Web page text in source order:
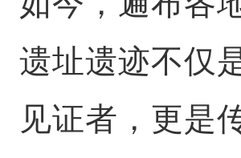
遗址遗迹不仅
见证者，更是